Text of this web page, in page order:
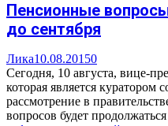
Пенсионные
до сентября
Лика10.08.20150
Сегодня, 10 августа, вице-
которая является куратором
рассмотрение в
вопросов будет